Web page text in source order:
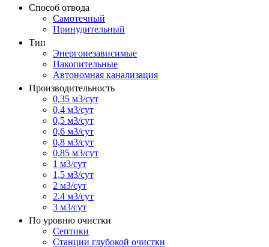
Способ отвода
Самотечный
Принудительный
Тип
Энергонезависимые
Накопительные
Автономная канализация
Производительность
0,35 м3/сут
0,4 м3/сут
0,5 м3/сут
0,6 м3/сут
0,8 м3/сут
0,85 м3/сут
1 м3/сут
1,5 м3/сут
2 м3/сут
2.4 м3/сут
3 м3/сут
По уровню очистки
Септики
Станции глубокой очистки